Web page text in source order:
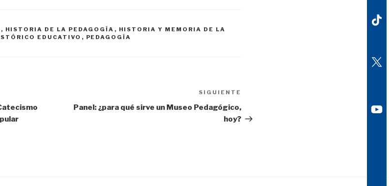
, HISTORIA DE LA PEDAGOGÍA , HISTORIA Y MEMORIA DE LA
EDUCATIVO , PEDAGOGÍA
SIGUIENTE
Panel: ¿para qué sirve un Museo Pedagógico,
hoy?